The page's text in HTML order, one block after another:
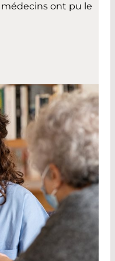
ont pu le